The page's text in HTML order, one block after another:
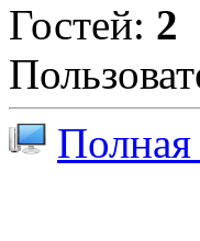
Гостей: 2
Полная